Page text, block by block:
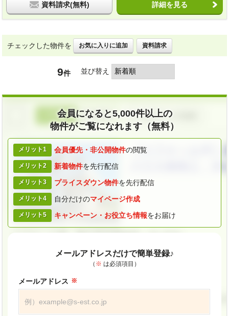
資料請求(無料) 詳細を見る
チェックした物件を お気に入りに追加 資料請求
9件 並び替え
会員になると5,000件以上の
物件がご覧になれます（無料）
メリット1 会員優先・非公開物件の閲覧
メリット2 新着物件を先行配信
メリット3 プライスダウン物件を先行配信
メリット4 自分だけのマイページ作成
メリット5 キャンペーン・ お役立ち情報をお届け
メールアドレスだけで簡単登録♪
（ ※ は必須項目）
メールアドレス